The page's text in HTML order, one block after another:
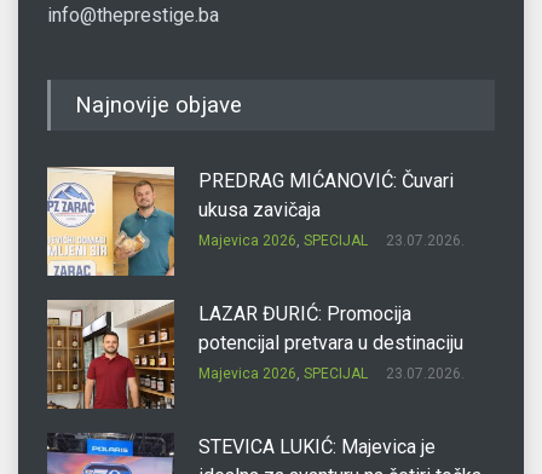
info@theprestige.ba
Najnovije objave
PREDRAG MIĆANOVIĆ: Čuvari
ukusa zavičaja
Majevica 2026, SPECIJAL 23.07.2026.
LAZAR ĐURIĆ: Promocija
potencijal pretvara u destinaciju
Majevica 2026, SPECIJAL 23.07.2026.
STEVICA LUKIĆ: Majevica je